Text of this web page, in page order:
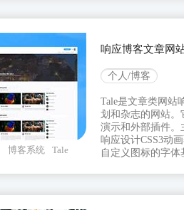
博客系统 Tale
响应博客文章网
个人/博客
Tale是文章类网站
划和杂志的网站。
演示和外部插件。
响应设计CSS3动
自定义图标的字体